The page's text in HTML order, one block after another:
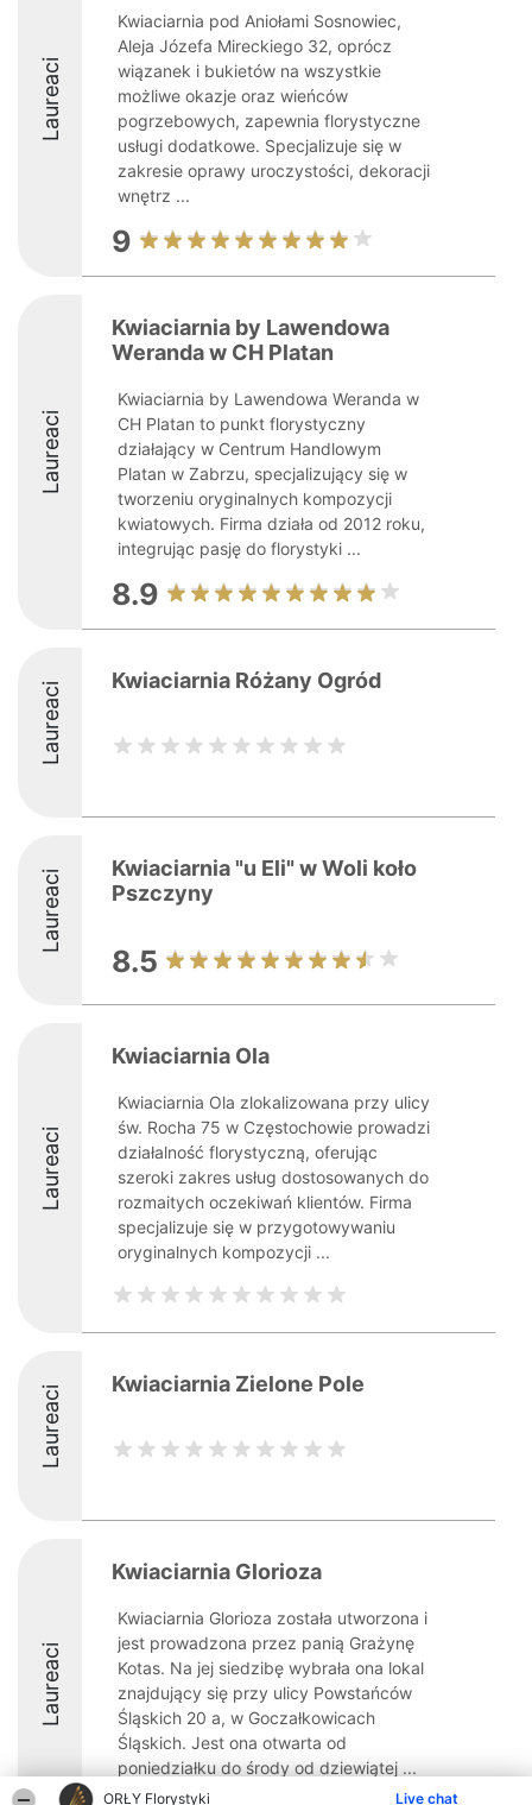
ORŁY Florystyki Live chat
Laureaci
Kwiaciarnia pod Aniołami Sosnowiec,
Aleja Józefa Mireckiego 32, oprócz
wiązanek i bukietów na wszystkie
możliwe okazje oraz wieńców
pogrzebowych, zapewnia florystyczne
usługi dodatkowe. Specjalizuje się w
zakresie oprawy uroczystości, dekoracji
wnętrz ...
9
Laureaci
Kwiaciarnia by Lawendowa
Weranda w CH Platan
Kwiaciarnia by Lawendowa Weranda w
CH Platan to punkt florystyczny
działający w Centrum Handlowym
Platan w Zabrzu, specjalizujący się w
tworzeniu oryginalnych kompozycji
kwiatowych. Firma działa od 2012 roku,
integrując pasję do florystyki ...
8.9
Laureaci Kwiaciarnia Różany Ogród
Laureaci
Kwiaciarnia "u Eli" w Woli koło
Pszczyny
8.5
Laureaci
Kwiaciarnia Ola
Kwiaciarnia Ola zlokalizowana przy ulicy
św. Rocha 75 w Częstochowie prowadzi
działalność florystyczną, oferując
szeroki zakres usług dostosowanych do
rozmaitych oczekiwań klientów. Firma
specjalizuje się w przygotowywaniu
oryginalnych kompozycji ...
Laureaci Kwiaciarnia Zielone Pole
Laureaci
Kwiaciarnia Glorioza
Kwiaciarnia Glorioza została utworzona i
jest prowadzona przez panią Grażynę
Kotas. Na jej siedzibę wybrała ona lokal
znajdujący się przy ulicy Powstańców
Śląskich 20 a, w Goczałkowicach
Śląskich. Jest ona otwarta od
poniedziałku do środy od dziewiątej ...